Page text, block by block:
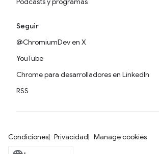
Seguir
@ChromiumDev en X
YouTube
Chrome para desarrolladores en LinkedIn
RSS
Condiciones Privacidad Manage cookies